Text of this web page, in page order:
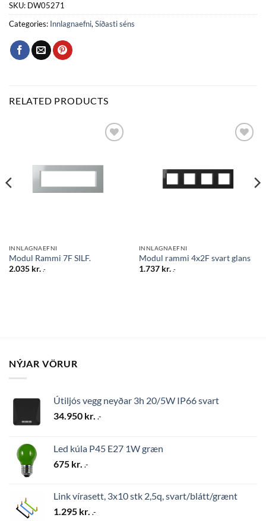
SKU: DW05271
Categories: Innlagnaefni, Síðasti séns
RELATED PRODUCTS
óskalista
INNLAGNAEFNI
Modul Rammi 7F SILF.
2.035 kr. .-
INNLAGNAEFNI
Modul rammi 4x2F svart glans
1.737 kr. .-
NÝJAR VÖRUR
Útiljós vegg neyðar 3h 20/5W IP66 svart
34.950 kr. .-
Led kúla P45 E27 1W græn
675 kr. .-
Link vírasett, 3x10 stk 2,5q, svart/blátt/grænt
1.295 kr. .-